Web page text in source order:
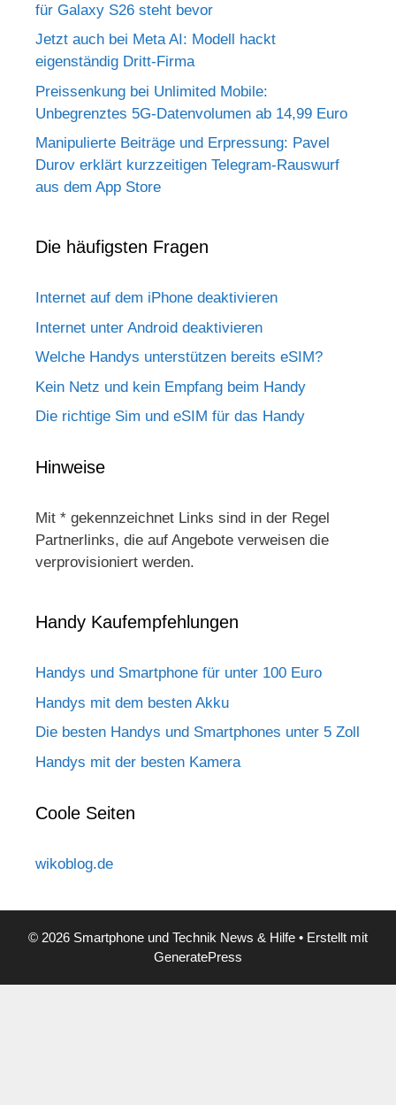
für Galaxy S26 steht bevor
Jetzt auch bei Meta AI: Modell hackt
eigenständig Dritt-Firma
Preissenkung bei Unlimited Mobile:
Unbegrenztes 5G-Datenvolumen ab 14,99 Euro
Manipulierte Beiträge und Erpressung: Pavel
Durov erklärt kurzzeitigen Telegram-Rauswurf
aus dem App Store
Die häufigsten Fragen
Internet auf dem iPhone deaktivieren
Internet unter Android deaktivieren
Welche Handys unterstützen bereits eSIM?
Kein Netz und kein Empfang beim Handy
Die richtige Sim und eSIM für das Handy
Hinweise
Mit * gekennzeichnet Links sind in der Regel
Partnerlinks, die auf Angebote verweisen die
verprovisioniert werden.
Handy Kaufempfehlungen
Handys und Smartphone für unter 100 Euro
Handys mit dem besten Akku
Die besten Handys und Smartphones unter 5 Zoll
Handys mit der besten Kamera
Coole Seiten
wikoblog.de
© 2026 Smartphone und Technik News & Hilfe • Erstellt mit
GeneratePress